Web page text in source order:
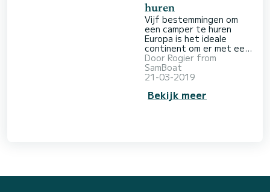
huren
Vijf bestemmingen om
een camper te huren
Europa is het ideale
continent om er met een
camper op uit te trekken.
Zowel vanwege de
fantastische
fantastische plekken die
Bezoek zoveel mogelijk
Door Rogier from
SamBoat
21-03-2019
Bekijk meer